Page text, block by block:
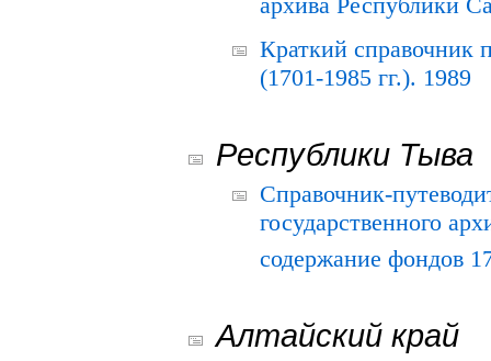
архива Республики
Краткий
(1701-1985 гг.). 1989
Республики Тыва
Справочник-
государственного
содержание фондов
Алтайский край